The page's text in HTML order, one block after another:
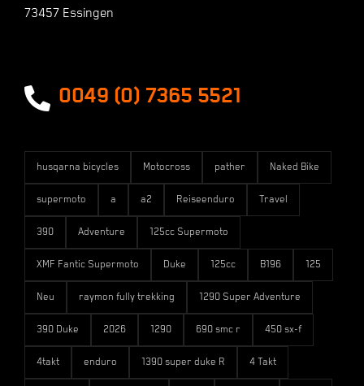
73457 Essingen
0049 (0) 7365 5521
husqarna bicycles Motocross pather Naked Bike
supermoto a a2 Reiseenduro Travel
390 Adventure 125cc Supermoto
XMF Fantic Supermoto Duke 125cc B196 125
Neu raymon fully trekking 1290 Super Adventure
390 Duke 2026 1290 690 smc r 450 sx-f
4takt enduro 1390 super duke R 4 Takt